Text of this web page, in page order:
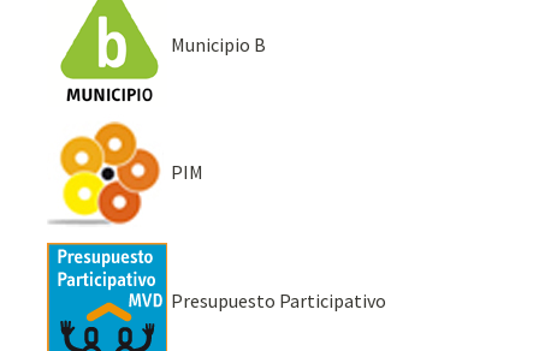
Municipio B
PIM
Presupuesto Participativo